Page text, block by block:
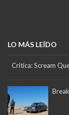
LO MÁS LEÍDO
Crítica: Scream